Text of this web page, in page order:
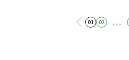
大百貨公司做伴手禮銷售，甚至
01 02 ......